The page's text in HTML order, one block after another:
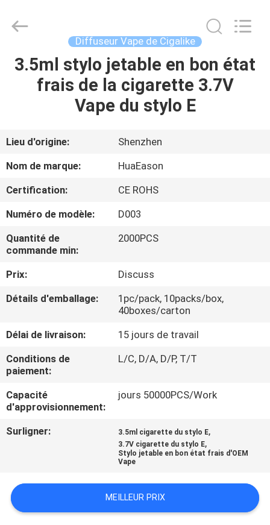
MAISON
PRODUITS
VIDÉOS
SUJET
DE
NOUS
VISITE
D'USINE
CONTRÔLE
DE
QUALITÉ
DEMANDEZ
UNE
280mAh
Vape
Diffuseur Vape de Cigalike
3.5ml stylo jetable en bon état
frais de la cigarette 3.7V
Vape du stylo E
Lieu d'origine:
Shenzhen
Nom de marque:
HuaEason
Certification:
CE ROHS
Numéro de modèle:
D003
Quantité de
commande min:
2000PCS
Prix:
Discuss
Détails d'emballage:
1pc/pack, 10packs/box,
40boxes/carton
Délai de livraison:
15 jours de travail
Conditions de
paiement:
L/C, D/A, D/P, T/T
Capacité
d'approvisionnement:
jours 50000PCS/Work
Surligner: 3.5ml cigarette du stylo E,
3.7V cigarette du stylo E,
Stylo jetable en bon état frais d'OEM
Vape
MEILLEUR PRIX